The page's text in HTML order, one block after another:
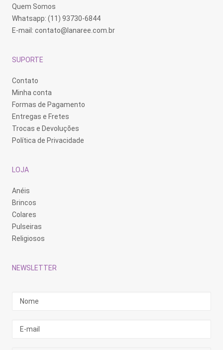
Quem Somos
Whatsapp: (11) 93730-6844
E-mail: contato@lanaree.com.br
SUPORTE
Contato
Minha conta
Formas de Pagamento
Entregas e Fretes
Trocas e Devoluções
Política de Privacidade
LOJA
Anéis
Brincos
Colares
Pulseiras
Religiosos
NEWSLETTER